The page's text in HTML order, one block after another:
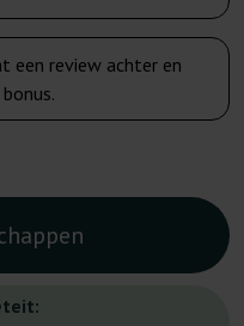
een review achter en